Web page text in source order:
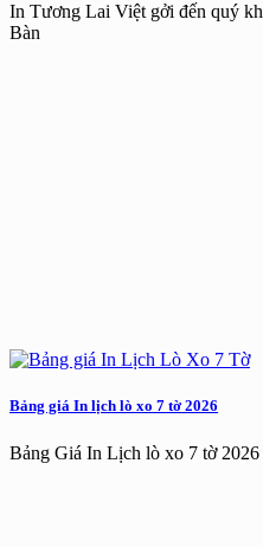
In Tương Lai Việt gởi đến quý
Bàn
Bảng giá In lịch lò xo 7 tờ 2026
Bảng Giá In Lịch lò xo 7 tờ